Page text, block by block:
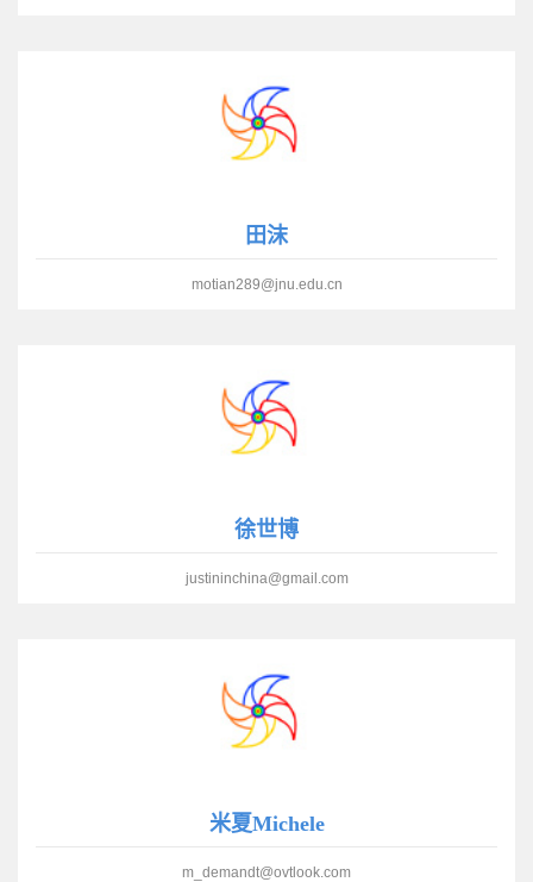
田沫
motian289@jnu.edu.cn
徐世博
justininchina@gmail.com
米夏Michele
m_demandt@ovtlook.com